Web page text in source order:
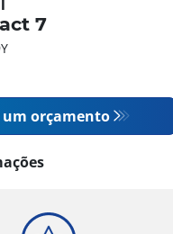
7
um orçamento